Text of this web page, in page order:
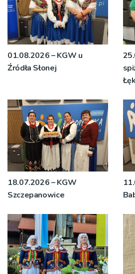
01.08.2026 – KGW u
Źródła Słonej
18.07.2026 – KGW
Szczepanowice